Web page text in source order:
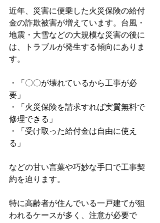
近年、災害に便乗した火災保険の給付
金の詐欺被害が増えています。台風・
地震・大雪などの大規模な災害の後に
は、トラブルが発生する傾向にありま
す。
・「〇〇が壊れているから工事が必
要」
・「火災保険を請求すれば実質無料で
修理できる」
・「受け取った給付金は自由に使え
る」
などの甘い言葉や巧妙な手口で工事契
約を迫ります。
特に高齢者が住んでいる一戸建てが狙
われるケースが多く、注意が必要で